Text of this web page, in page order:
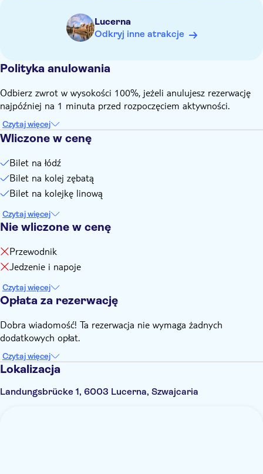
Lucerna
Odkryj inne atrakcje
Polityka anulowania
Odbierz zwrot w wysokości 100%, jeżeli anulujesz rezerwację
najpóźniej na 1 minuta przed rozpoczęciem aktywności.
Czytaj więcej
Wliczone w cenę
Bilet na łódź
Bilet na kolej zębatą
Bilet na kolejkę linową
Czytaj więcej
Nie wliczone w cenę
Przewodnik
Jedzenie i napoje
Czytaj więcej
Opłata za rezerwację
Dobra wiadomość! Ta rezerwacja nie wymaga żadnych
dodatkowych opłat.
Czytaj więcej
Lokalizacja
Landungsbrücke 1, 6003 Lucerna, Szwajcaria